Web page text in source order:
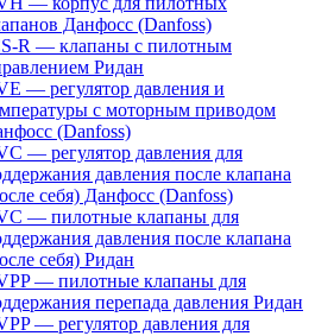
Данфосс (Danfoss)
R — клапаны с пилотным
Ридан
— регулятор давления и
с моторным приводом
(Danfoss)
— регулятор давления для
давления после клапана
себя) Данфосс (Danfoss)
— пилотные клапаны для
давления после клапана
себя) Ридан
— пилотные клапаны для
перепада давления Ридан
— регулятор давления для